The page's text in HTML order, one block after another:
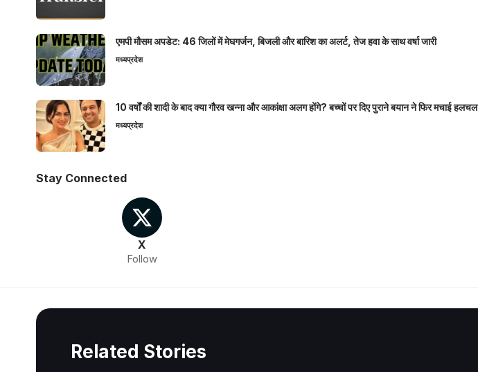
एमपी मौसम अपडेट: 46 जिलों में मेघगर्जन, बिजली और बारिश का अलर्ट, तेज हवा के साथ वर्षा जारी
मध्यप्रदेश
10 वर्षों की शादी के बाद क्या गौरव खन्ना और आकांक्षा अलग होंगे? बच्चों पर दिए पुराने बयान ने फिर मचाई हलचल
मध्यप्रदेश
Stay Connected
X
Follow
Related Stories